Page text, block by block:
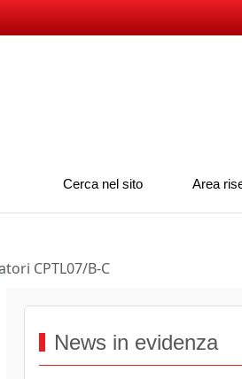
Cerca nel sito Area
CPTL07/B-C
News in evidenza